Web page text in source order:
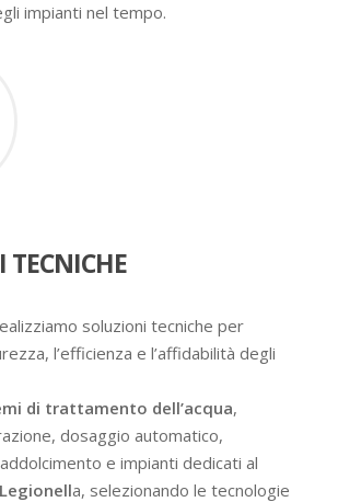
impianti nel tempo.
TECNICHE
soluzioni tecniche per
l’efficienza e l’affidabilità degli
di trattamento dell’acqua,
dosaggio automatico,
e impianti dedicati al
a, selezionando le tecnologie